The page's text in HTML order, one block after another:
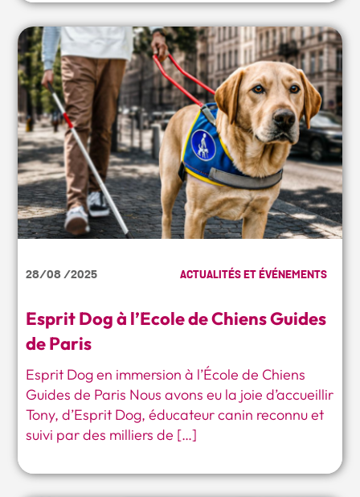
Esprit Dog à l’Ecole de Chiens Guides
de Paris
Esprit Dog en immersion à l’École de Chiens
Guides de Paris Nous avons eu la joie d’accueillir
Tony, d’Esprit Dog, éducateur canin reconnu et
suivi par des milliers de […]
28/08 /2025 ACTUALITÉS ET ÉVÉNEMENTS